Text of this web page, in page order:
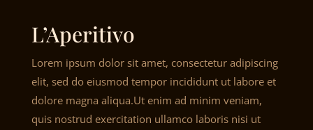
L’Aperitivo
Lorem ipsum dolor sit amet, consectetur adipiscing
elit, sed do eiusmod tempor incididunt ut labore et
dolore magna aliqua.Ut enim ad minim veniam,
quis nostrud exercitation ullamco laboris nisi ut